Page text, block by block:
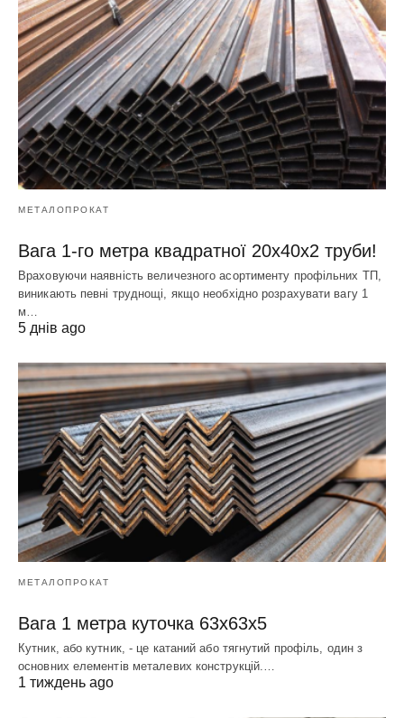
МЕТАЛОПРОКАТ
Вага 1-го метра квадратної 20х40х2 труби!
Враховуючи наявність величезного асортименту профільних ТП,
виникають певні труднощі, якщо необхідно розрахувати вагу 1
м…
5 днів ago
МЕТАЛОПРОКАТ
Вага 1 метра куточка 63х63х5
Кутник, або кутник, - це катаний або тягнутий профіль, один з
основних елементів металевих конструкцій.…
1 тиждень ago